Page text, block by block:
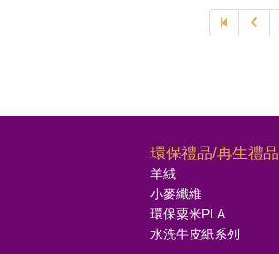
環保禮品/再生禮品
羊絨
小麥纖維
環保粟米PLA
水洗牛皮紙系列